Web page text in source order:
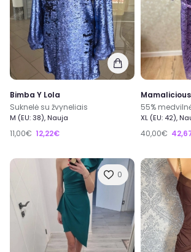
Bimba Y Lola
Suknelė su žvyneliais
M (EU: 38), Nauja
11,00€ 12,22€
Mamalicious
XL (EU: 42),
40,00€
0